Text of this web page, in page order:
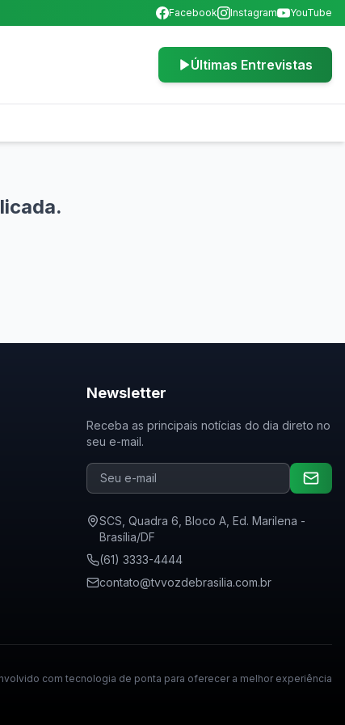
Facebook Instagram YouTube
Últimas Entrevistas
Newsletter
Receba as principais notícias do dia direto no
seu e-mail.
SCS, Quadra 6, Bloco A, Ed. Marilena -
Brasília/DF
(61) 3333-4444
contato@tvvozdebrasilia.com.br
com tecnologia de ponta para oferecer a melhor experiência